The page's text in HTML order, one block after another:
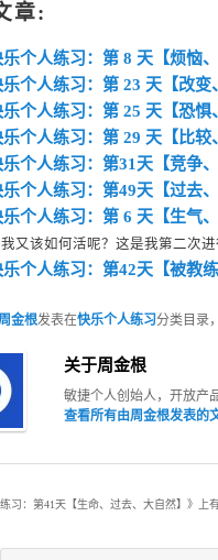
章:
乐个人练习：第 8 天【烦恼
乐个人练习：第 23 天【改变
乐个人练习：第 25 天【恐惧
乐个人练习：第 29 天【比较
乐个人练习：第31天【竞争
乐个人练习：第49天【过去
乐个人练习：第 6 天【生气
我又该如何活呢？这是我第二次
乐个人练习：第42天【被教
周金根发表在快乐个人练习分类目录
关于周金根
敏捷个人创始人，开放产
查看所有由周金根发表的
习：第41天【生命、过去、大自然】 》上